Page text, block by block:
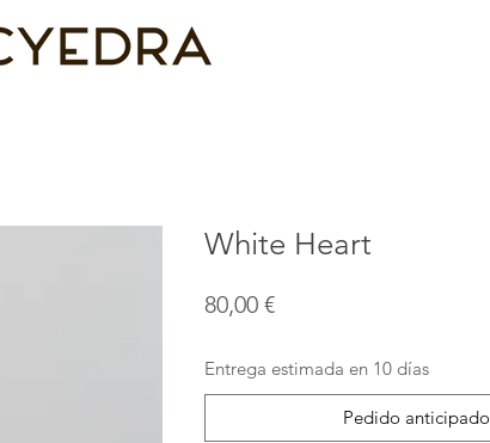
White Heart
80,00 €Precio
Entrega estimada en 10 días
Pedido anticipado